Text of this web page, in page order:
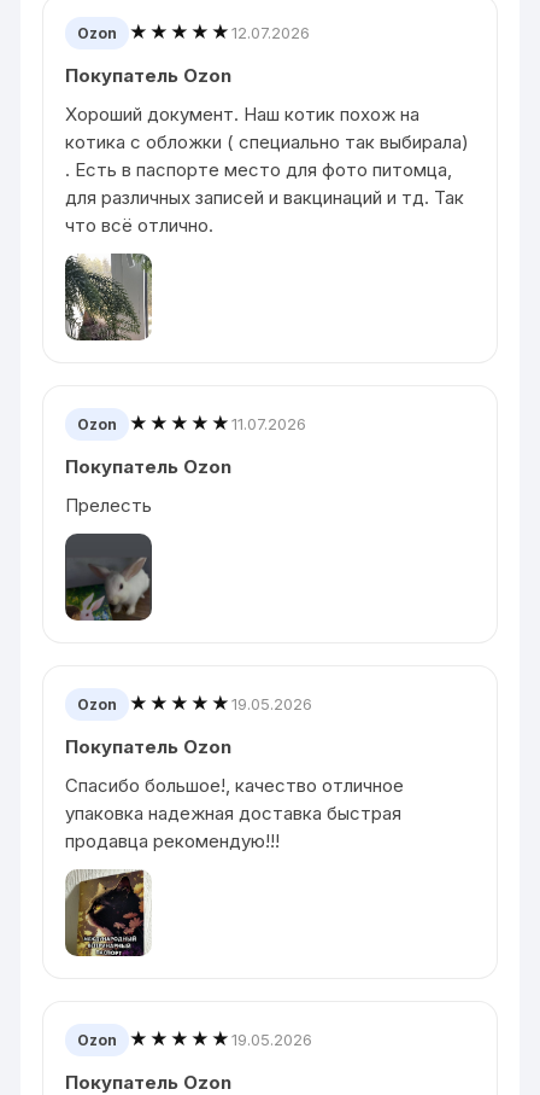
Ozon ★★★★★12.07.2026
Покупатель Ozon
Хороший документ. Наш котик похож на
котика с обложки ( специально так выбирала)
. Есть в паспорте место для фото питомца,
для различных записей и вакцинаций и тд. Так
что всё отлично.
Ozon ★★★★★11.07.2026
Покупатель Ozon
Прелесть
Ozon ★★★★★19.05.2026
Покупатель Ozon
Спасибо большое!, качество отличное
упаковка надежная доставка быстрая
продавца рекомендую!!!
Ozon ★★★★★19.05.2026
Покупатель Ozon